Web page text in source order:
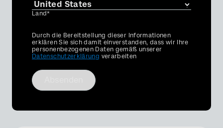
Land*
Privacy
Optin
Durch die Bereitstellung dieser Informationen
erklären Sie sich damit einverstanden, dass wir Ihre
personenbezogenen Daten gemäß unserer
Datenschutzerklärung verarbeiten